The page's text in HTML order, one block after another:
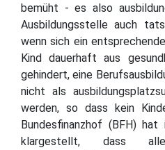
bemüht - es also
Ausbildungsstelle auch
wenn sich ein
Kind dauerhaft aus
gehindert, eine
nicht als
werden, so dass kein
Bundesfinanzhof (BFH)
klargestellt, dass